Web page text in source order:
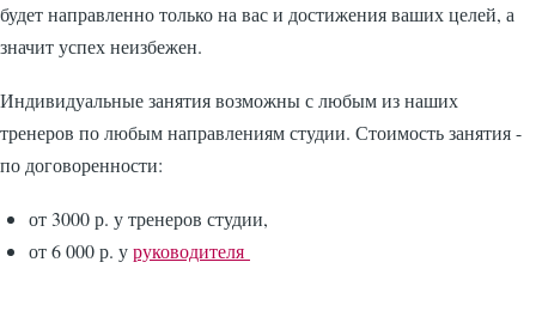
будет направленно только на вас и достижения ваших целей, а
значит успех неизбежен.
Индивидуальные занятия возможны с любым из наших
тренеров по любым направлениям студии. Стоимость занятия -
по договоренности:
от 3000 р. у тренеров студии,
от 6 000 р. уруководителя